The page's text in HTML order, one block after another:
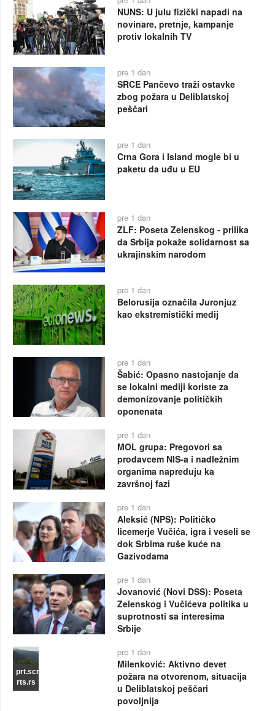
NUNS: U julu fizički napadi na
novinare, pretnje, kampanje
protiv lokalnih TV
pre 1 dan
SRCE Pančevo traži ostavke
zbog požara u Deliblatskoj
peščari
pre 1 dan
Crna Gora i Island mogle bi u
paketu da uđu u EU
pre 1 dan
ZLF: Poseta Zelenskog - prilika
da Srbija pokaže solidarnost sa
ukrajinskim narodom
pre 1 dan
Belorusija označila Juronjuz
kao ekstremistički medij
pre 1 dan
Šabić: Opasno nastojanje da
se lokalni mediji koriste za
demonizovanje političkih
oponenata
pre 1 dan
MOL grupa: Pregovori sa
prodavcem NIS-a i nadležnim
organima napreduju ka
završnoj fazi
pre 1 dan
Aleksić (NPS): Političko
licemerje Vučića, igra i veseli se
dok Srbima ruše kuće na
Gazivodama
pre 1 dan
Jovanović (Novi DSS): Poseta
Zelenskog i Vučićeva politika u
suprotnosti sa interesima
Srbije
prt.scr
rts.rs
pre 1 dan
Milenković: Aktivno devet
požara na otvorenom, situacija
u Deliblatskoj peščari
povoljnija